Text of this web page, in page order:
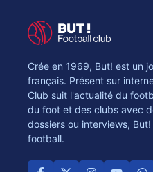
Crée en 1969, But! est un
français. Présent sur
Club suit l'actualité du
du foot et des clubs avec
dossiers ou interviews,
football.